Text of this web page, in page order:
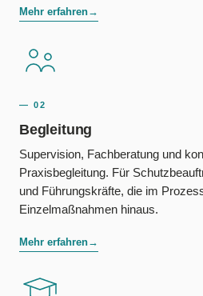
Mehr erfahren→
— 02
Begleitung
Supervision, Fachberatung und
Praxisbegleitung. Für
und Führungskräfte, die im
Einzelmaßnahmen hinaus.
Mehr erfahren→